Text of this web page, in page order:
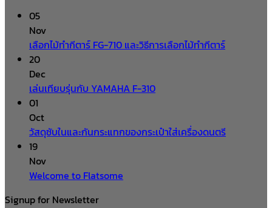
05
Nov
เลือกไม้ทำกีตาร์ FG-710 และวิธีการเลือกไม้ทำกีตาร์
20
Dec
เล่นเทียบรุ่นกับ YAMAHA F-310
01
Oct
วัสดุซับในและกันกระแทกของกระเป๋าใส่เครื่องดนตรี
19
Nov
Welcome to Flatsome
Signup for Newsletter